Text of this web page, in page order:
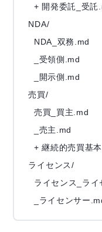
NDA/
売買/
ライセンス/